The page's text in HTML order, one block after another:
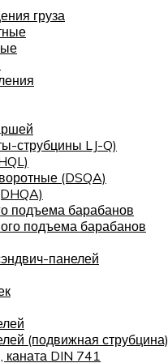
груза
струбцины LJ-Q)
(DSQA)
подъема барабанов
подъема барабанов
панелей
(подвижная струбцина)
каната DIN 741